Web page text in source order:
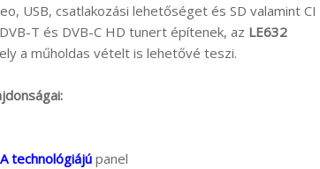
USB, csatlakozási lehetőséget és SD valamint CI
T és DVB-C HD tunert építenek, az LE632
a műholdas vételt is lehetővé teszi.
technológiájú panel